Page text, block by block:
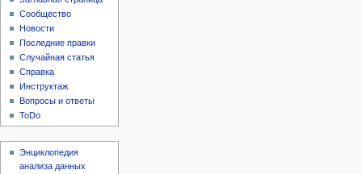
Сообщество
Новости
Последние правки
Случайная статья
Справка
Инструктаж
Вопросы и ответы
ToDo
Энциклопедия
анализа данных